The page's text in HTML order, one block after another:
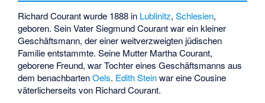
Richard Courant wurde 1888 in Lublinitz,Schlesien,
geboren. Sein Vater Siegmund Courant war ein kleiner
Geschäftsmann, der einer weitverzweigten jüdischen
Familie entstammte. Seine Mutter Martha Courant,
geborene Freund, war Tochter eines Geschäftsmanns aus
dem benachbartenOels. Edith Steinwar eine Cousine
väterlicherseits von Richard Courant.